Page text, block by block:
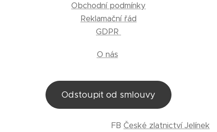
Obchodní podmínky
Reklamační řád
GDPR
O nás
Odstoupit od smlouvy
FB České zlatnictví Jelínek